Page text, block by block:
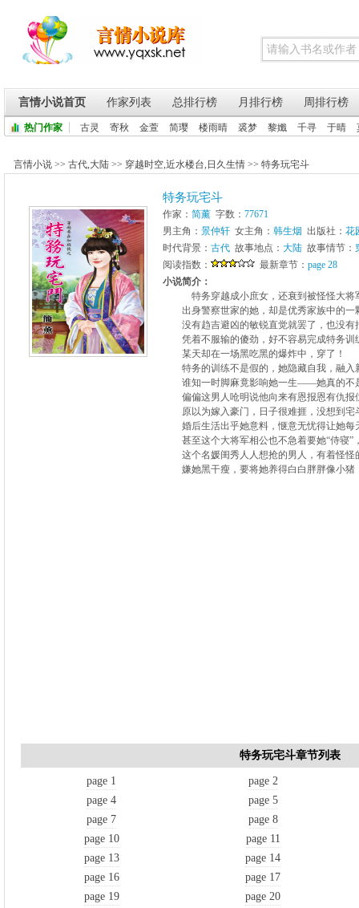
言情小说首页 作家列表 总排行榜 月排行榜 周排行榜
热门作家 古灵 寄秋 金萱 简璎 楼雨晴 裘梦 黎孅 千寻 于晴
言情小说 >> 古代,大陆 >> 穿越时空,近水楼台, 日久生情 >> 特务玩宅斗
特务玩宅斗
作家： 简薰 字数： 77671
男主角： 景仲轩 女主角： 韩生烟 出版社： 花
时代背景： 古代 故事地点： 大陆 故事情节：
阅读指数：
最新章节： page 28
小说简介：
特务穿越成小庶女，还衰到被怪怪大将
出身警察世家的她，却是优秀家族中的
没有趋吉避凶的敏锐直觉就罢了，也没
凭着不服输的傻劲，好不容易完成特务训
某天却在一场黑吃黑的爆炸中，穿了！
特务的训练不是假的，她隐藏自我，融入
谁知一时脚麻竟影响她一生——她真的不
偏偏这男人呛明说他向来有恩报恩有仇报
原以为嫁入豪门，日子很难捱，没想到宅
婚后生活出乎她意料，惬意无忧得让她每
甚至这个大将军相公也不急着要她“侍寝
这个名媛闺秀人人想抢的男人，有着怪怪
嫌她黑干瘦，要将她养得白白胖胖像小猪
特务玩宅斗章节列表
page 1
page 2
page 4
page 5
page 7
page 8
page 10
page 11
page 13
page 14
page 16
page 17
page 19
page 20